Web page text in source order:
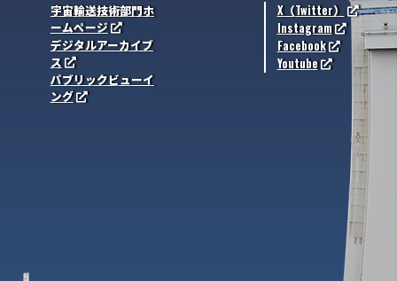
宇宙輸送技術部門ホ
ームページ
デジタルアーカイブ
ス
パブリックビューイ
ング
X（Twitter）
Instagram
Facebook
Youtube